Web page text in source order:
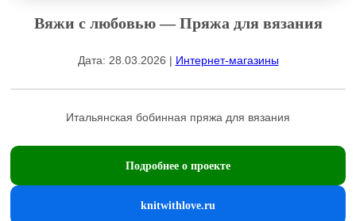
Вяжи с любовью — Пряжа для вязания
Дата: 28.03.2026 | Интернет-магазины
Итальянская бобинная пряжа для вязания
Подробнее о проекте
knitwithlove.ru